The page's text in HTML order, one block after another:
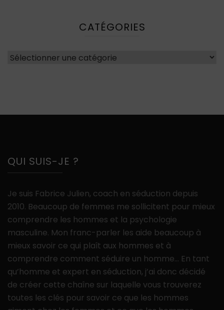
CATÉGORIES
Catégories
QUI SUIS-JE ?
Je suis Fabrice Julien, coach en séduction depuis
2010. Beaucoup de femmes me sollicitent pour mieux
comprendre les hommes et la psychologie
masculine. Mon franc-parler les aide beaucoup à
mieux savoir ce qui plaît aux hommes et à
comprendre comment séduire un homme… En tant
qu’homme et expert en séduction, j’ai donc décidé
de créer cette chaîne sur laquelle vous trouverez
toutes les clés pour savoir ce que les hommes